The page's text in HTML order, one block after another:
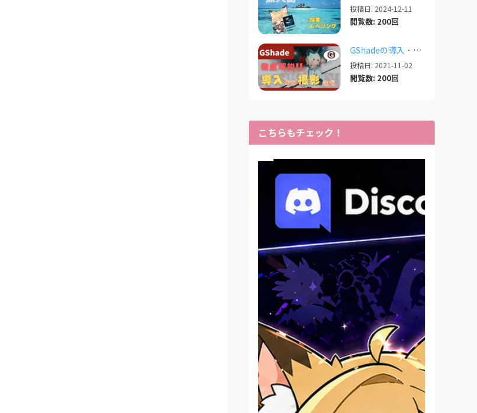
投稿日: 2024-12-11
閲覧数: 200回
GShadeの導入・設定・撮影まで徹底解説！【2026/03/25更新】
投稿日: 2021-11-02
閲覧数: 200回
こちらもチェック！